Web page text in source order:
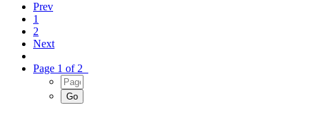
Prev
1
2
Next
Page 1 of 2